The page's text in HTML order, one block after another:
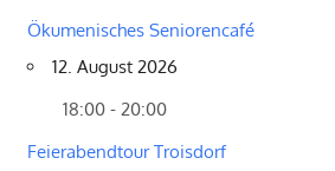
Ökumenisches Seniorencafé
12. August 2026
18:00 - 20:00
Feierabendtour Troisdorf